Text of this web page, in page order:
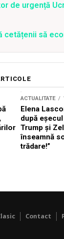
de urgență
cetățenii să
ACTUALITATE
Elena
după
Trump și
înseamnă
trădare!”
Contact